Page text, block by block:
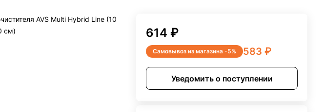
AVS Multi Hybrid Line (10
см)
614 ₽
Самовывоз из магазина -5% 583 ₽
Уведомить о поступлении